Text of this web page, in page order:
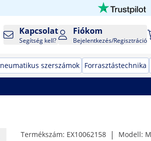
Kapcsolat
Segítség kell?
Fiókom
Bejelentkezés/Regisztráció
szerszámok Forrasztástechnika
Termékszám: EX10062158 | Modell: